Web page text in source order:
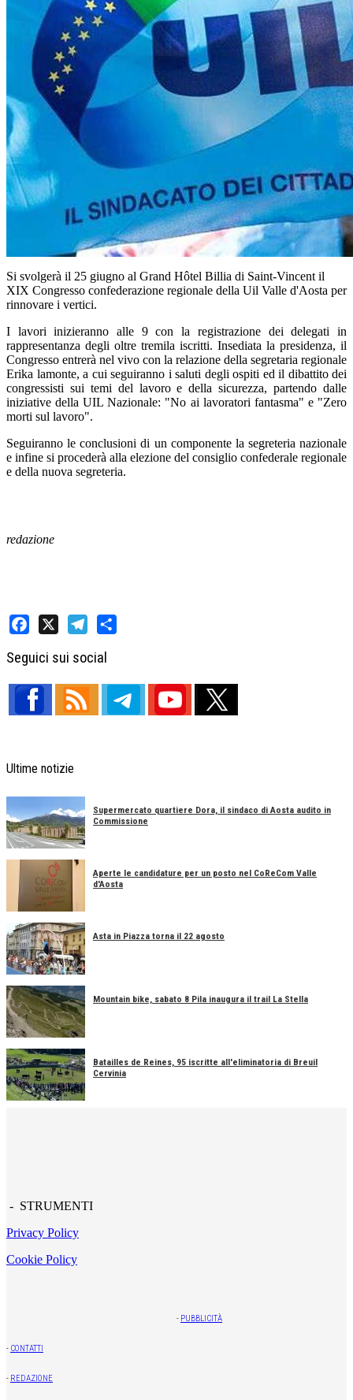
Si svolgerà il 25 giugno al Grand Hôtel Billia di Saint-Vincent il
XIX Congresso confederazione regionale della Uil Valle d'Aosta per
rinnovare i vertici.
I lavori inizieranno alle 9 con la registrazione dei delegati in
rappresentanza degli oltre tremila iscritti. Insediata la presidenza, il
Congresso entrerà nel vivo con la relazione della segretaria regionale
Erika lamonte, a cui seguiranno i saluti degli ospiti ed il dibattito dei
congressisti sui temi del lavoro e della sicurezza, partendo dalle
iniziative della UIL Nazionale: "No ai lavoratori fantasma" e "Zero
morti sul lavoro".
Seguiranno le conclusioni di un componente la segreteria nazionale
e infine si procederà alla elezione del consiglio confederale regionale
e della nuova segreteria.
redazione
Seguici sui social
Ultime notizie
Supermercato quartiere Dora, il sindaco di Aosta audito in
Commissione
Aperte le candidature per un posto nel CoReCom Valle
d'Aosta
Asta in Piazza torna il 22 agosto
Mountain bike, sabato 8 Pila inaugura il trail La Stella
Batailles de Reines, 95 iscritte all'eliminatoria di Breuil
Cervinia
- STRUMENTI
Privacy Policy
Cookie Policy
- PUBBLICITÀ
- CONTATTI
- REDAZIONE